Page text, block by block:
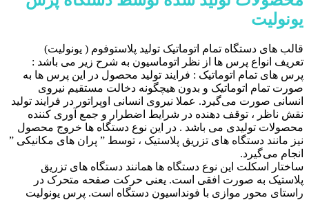
یونولیت
قالب های دستگاه تمام اتوماتیک تولید پلاستوفوم ( یونولیت)
تعریف انواع پرس ها از نظر اتوماسیون به شرح زیر می باشد :
پرس های تمام اتوماتیک : فرایند تولید محصول در این پرس ها به
صورت تمام اتوماتیک و بدون هیچگونه دخالت مستقیم نیروی
انسانی صورت می‌گیرد. عملا نیروی انسانی اوپراتور در فرایند تولید
نقش ناظر ، توقف دهنده در شرایط اضطرار و جمع آوری کننده
محصولات تولیدی می باشد . در این نوع دستگاه ها خروج محصول
نیز مانند دستگاه های تزریق پلاستیک ، توسط ” پران های مکانیکی ”
انجام می‌گیرد.
ساختار اسکلت این نوع دستگاه ها همانند دستگاه های تزریق
پلاستیک به صورت افقی است. یعنی حرکت صفحه متحرک در
راستای محور موازی با فونداسیون دستگاه است. پرس یونولیت